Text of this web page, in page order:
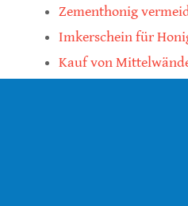
Zementhonig
Imkerschein für
Kauf von